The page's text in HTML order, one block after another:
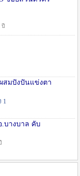
ปี
สมปังปั่นแข่งตา
1
.บางบาล คับ